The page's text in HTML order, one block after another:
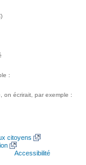
:
on écrirait, par exemple :
citoyens
Accessibilité